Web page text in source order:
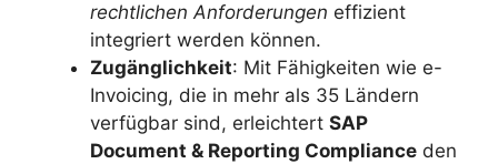
rechtlichen Anforderungen effizient
integriert werden können.
Zugänglichkeit: Mit Fähigkeiten wie e-
Invoicing, die in mehr als 35 Ländern
verfügbar sind, erleichtert SAP
Document & Reporting Compliance den